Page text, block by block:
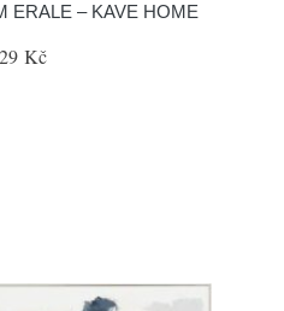
ERALE – KAVE HOME
Kč